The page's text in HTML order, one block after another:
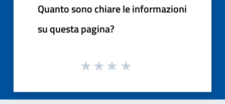
Quanto sono chiare le informazioni
su questa pagina?